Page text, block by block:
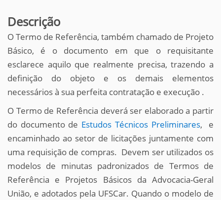
Descrição
O Termo de Referência, também chamado de Projeto
Básico, é o documento em que o requisitante
esclarece aquilo que realmente precisa, trazendo a
definição do objeto e os demais elementos
necessários à sua perfeita contratação e execução .
O Termo de Referência deverá ser elaborado a partir
do documento de Estudos Técnicos Preliminares, e
encaminhado ao setor de licitações juntamente com
uma requisição de compras. Devem ser utilizados os
modelos de minutas padronizados de Termos de
Referência e Projetos Básicos da Advocacia-Geral
União, e adotados pela UFSCar. Quando o modelo de